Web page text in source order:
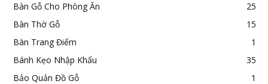
Bàn Gỗ Cho Phòng Ăn
25
Bàn Thờ Gỗ
15
Bàn Trang Điểm
1
Bánh Kẹo Nhập Khẩu
35
Bảo Quản Đồ Gỗ
1